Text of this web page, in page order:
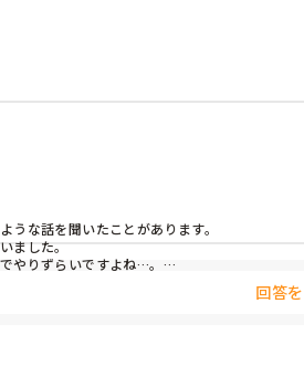
様子。それにも、入浴介助のときに
んなんだろうか。もしかして、い◯め？
な話を聞いたことがあります。
ました。
やりずらいですよね…。
思いをしていないか、働きにくさを感じて 回答